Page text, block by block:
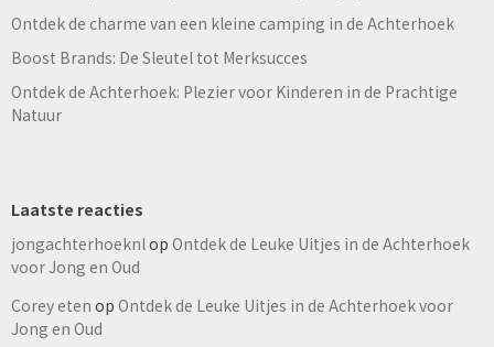
Ontdek de charme van een kleine camping in de Achterhoek
Boost Brands: De Sleutel tot Merksucces
Ontdek de Achterhoek: Plezier voor Kinderen in de Prachtige
Natuur
Laatste reacties
jongachterhoeknl op Ontdek de Leuke Uitjes in de Achterhoek
voor Jong en Oud
Corey eten op Ontdek de Leuke Uitjes in de Achterhoek voor
Jong en Oud